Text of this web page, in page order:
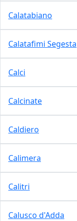
Calatabiano
Calatafimi Segesta
Calci
Calcinate
Caldiero
Calimera
Calitri
Calusco d'Adda